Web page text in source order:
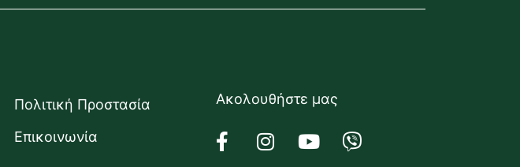
Πολιτική Προστασία
Επικοινωνία
Ακολουθήστε μας